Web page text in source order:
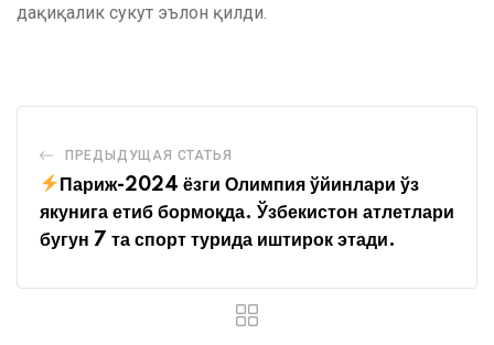
дақиқалик сукут эълон қилди.
ПРЕДЫДУЩАЯ СТАТЬЯ
Париж-2024 ёзги Олимпия ўйинлари ўз
якунига етиб бормоқда. Ўзбекистон атлетлари
бугун 7 та спорт турида иштирок этади.